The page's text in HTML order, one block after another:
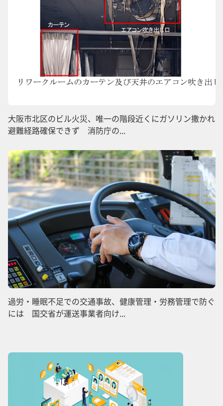
大阪市北区のビル火災、唯一の階段近くにガソリン撒かれ
避難経路確保できず 消防庁の...
過労・睡眠不足での交通事故、健康管理・労務管理で防ぐ
には 国交省が運送事業者向け...